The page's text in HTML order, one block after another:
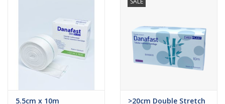
Merken
Waterdichte pleisters:
5.5cm x 10m
>20cm Double Stretch